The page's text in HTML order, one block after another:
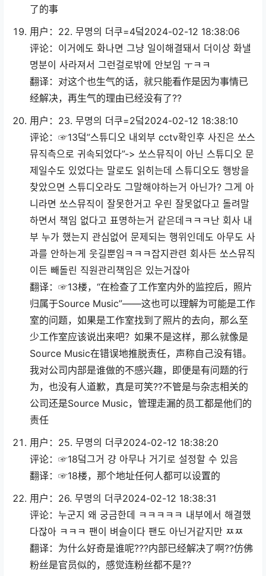
了的事
用户：22. 무명의 더쿠=4덬2024-02-12 18:38:06
评论：이거에도 화나면 그냥 일이해결돼서 더이상 화낼
명분이 사라져서 그런걸로밖에 안보임 ㅜㅋㅋ
翻译：对这个也生气的话，就只能看作是因为事情已
经解决，再生气的理由已经没有了??
用户：23. 무명의 더쿠=2덬2024-02-12 18:38:10
评论：☞13덬”스튜디오 내외부 cctv확인후 사진은 쏘스
뮤직측으로 귀속되었다”-> 쏘스뮤직이 아닌 스튜디오 문
제일수도 있었다는 말로도 읽히는데 스튜디오도 행방을
찾았으면 스튜디오라도 그말해야하는거 아닌가? 그게 아
니라면 쏘스뮤직이 잘못한거고 우린 잘못없다고 돌려말
하면서 책임 없다고 표명하는거 같은데ㅋㅋㅋ난 회사 내
부 누가 했는지 관심없어 문제되는 행위인데도 아무도 사
과를 안하는게 웃길뿐임ㅋㅋㅋ잡지관련 회사든 쏘스뮤직
이든 빼돌린 직원관리책임은 있는거잖아
翻译：☞13楼，“在检查了工作室内外的监控后，照片
归属于Source Music”——这也可以理解为可能是工作
室的问题，如果是工作室找到了照片的去向，那么至
少工作室应该说出来吧？如果不是这样，那么就像是
Source Music在错误地推脱责任，声称自己没有错。
我对公司内部是谁做的不感兴趣，即便是有问题的行
为，也没有人道歉，真是可笑??不管是与杂志相关的
公司还是Source Music，管理走漏的员工都是他们的
责任
用户：25. 무명의 더쿠2024-02-12 18:38:20
评论：☞18덬그거 걍 아무나 거기로 설정할 수 있음
翻译：☞18楼，那个地址任何人都可以设置的
用户：26. 무명의 더쿠2024-02-12 18:38:31
评论：누군지 왜 궁금한데 ㅋㅋㅋㅋㅋ 내부에서 해결했
다잖아 ㅋㅋㅋ 팬이 벼슬이다 팬도 아닌거같지만 ㅉㅉ
翻译：为什么好奇是谁呢???内部已经解决了啊??仿佛
粉丝是官员似的，感觉连粉丝都不是??